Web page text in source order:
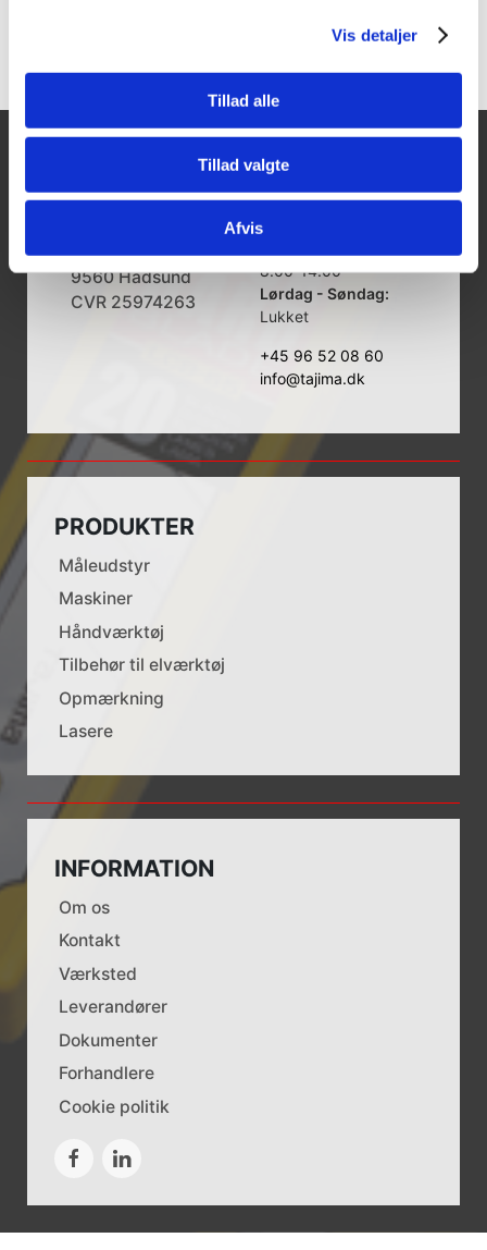
Vis detaljer
Tillad alle
Tillad valgte
Afvis
Tajima Trading
Aps
Aalborgvej 62A,
9560 Hadsund
CVR 25974263
Åbningstider
Mandag - Torsdag:
8.00-16.00
8.00-14.00
Lørdag - Søndag:
Lukket
+45 96 52 08 60
info@tajima.dk
PRODUKTER
Måleudstyr
Maskiner
Håndværktøj
Tilbehør til elværktøj
Opmærkning
Lasere
INFORMATION
Om os
Kontakt
Værksted
Leverandører
Dokumenter
Forhandlere
Cookie politik